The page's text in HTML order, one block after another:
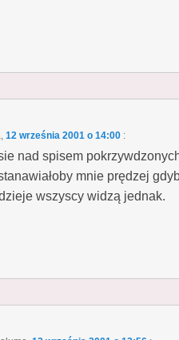
12 września 2001 o 14:00 :
nad spisem
mnie prędzej
wszyscy widzą jednak.